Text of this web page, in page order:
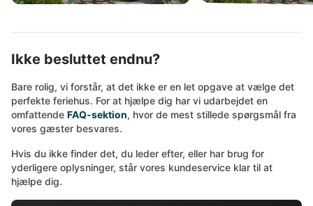
Ikke besluttet endnu?
Bare rolig, vi forstår, at det ikke er en let opgave at vælge det
perfekte feriehus. For at hjælpe dig har vi udarbejdet en
omfattende FAQ-sektion, hvor de mest stillede spørgsmål fra
vores gæster besvares.
Hvis du ikke finder det, du leder efter, eller har brug for
yderligere oplysninger, står vores kundeservice klar til at
hjælpe dig.